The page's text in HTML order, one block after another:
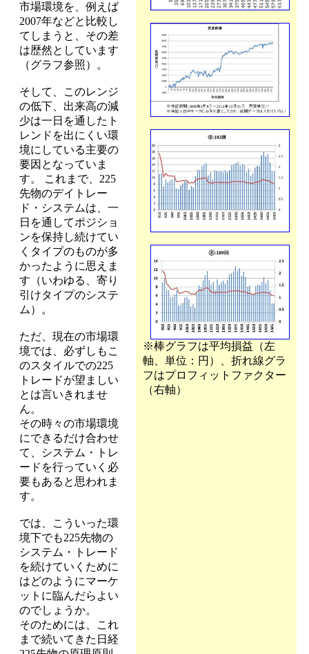
市場環境を、例えば
2007年などと比較し
てしまうと、その差
は歴然としています
（グラフ参照）。
そして、このレンジ
の低下、出来高の減
少は一日を通したト
レンドを出にくい環
境にしている主要の
要因となっていま
す。 これまで、225
先物のデイトレー
ド・システムは、一
日を通してポジショ
ンを保持し続けてい
くタイプのものが多
かったように思えま
す（いわゆる、寄り
引けタイプのシステ
ム）。
ただ、現在の市場環
境では、必ずしもこ
のスタイルでの225
トレードが望ましい
とは言いきれませ
ん。
その時々の市場環境
にできるだけ合わせ
て、システム・トレ
ードを行っていく必
要もあると思われま
す。
では、こういった環
境下でも225先物の
システム・トレード
を続けていくために
はどのようにマーケ
ットに臨んだらよい
のでしょうか。
そのためには、これ
まで続いてきた日経
※棒グラフは平均損益（左
軸、単位：円）、折れ線グラ
フはプロフィットファクター
（右軸）